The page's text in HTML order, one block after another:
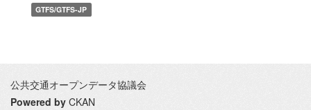
GTFS/GTFS-JP
公共交通オープンデータ協議会
Powered by CKAN